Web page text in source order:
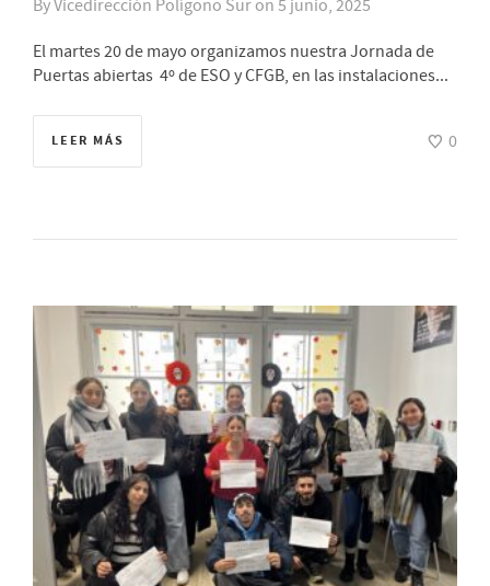
ByVicedirección Polígono Sur on 5 junio, 2025
El martes 20 de mayo organizamos nuestra Jornada de
Puertas abiertas 4º de ESO y CFGB, en las instalaciones...
LEER MÁS 0